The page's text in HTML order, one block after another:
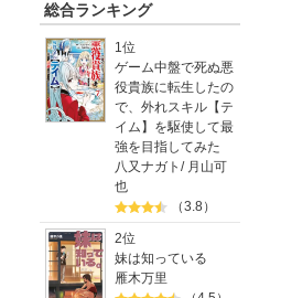
総合ランキング
1位
ゲーム中盤で死ぬ悪
役貴族に転生したの
で、外れスキル【テ
イム】を駆使して最
強を目指してみた
八又ナガト / 月山可
也
（3.8）
2位
妹は知っている
雁木万里